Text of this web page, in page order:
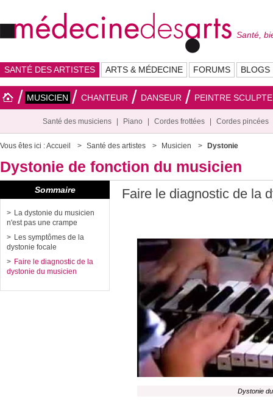
Santé,
SANTÉ DES ARTISTES ARTS & MÉDECINE FORUMS BLOGS
MUSICIEN CHANTEUR DANSEUR PEINTRE
Santé des musiciens Piano Cordes frottées Cordes pincées
Vous êtes ici :Accueil Santé des artistes Musicien Dystonie
Dystonie de fonction du musicien
Faire le diagnostic de la
Dystonie
Sommaire
La dystonie du musicien
n'est pas une crampe
Les symptômes de la
dystonie focale
Faire le diagnostic de la
dystonie du musicien